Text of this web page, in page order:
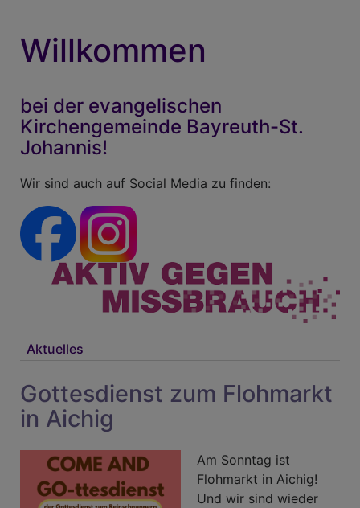
Willkommen
bei der evangelischen
Kirchengemeinde Bayreuth-St.
Johannis!
Wir sind auch auf Social Media zu finden:
Aktuelles
Gottesdienst zum Flohmarkt
in Aichig
Am Sonntag ist
Flohmarkt in Aichig!
Und wir sind wieder